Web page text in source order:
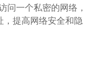
问一个私密的网络，
提高网络安全和隐